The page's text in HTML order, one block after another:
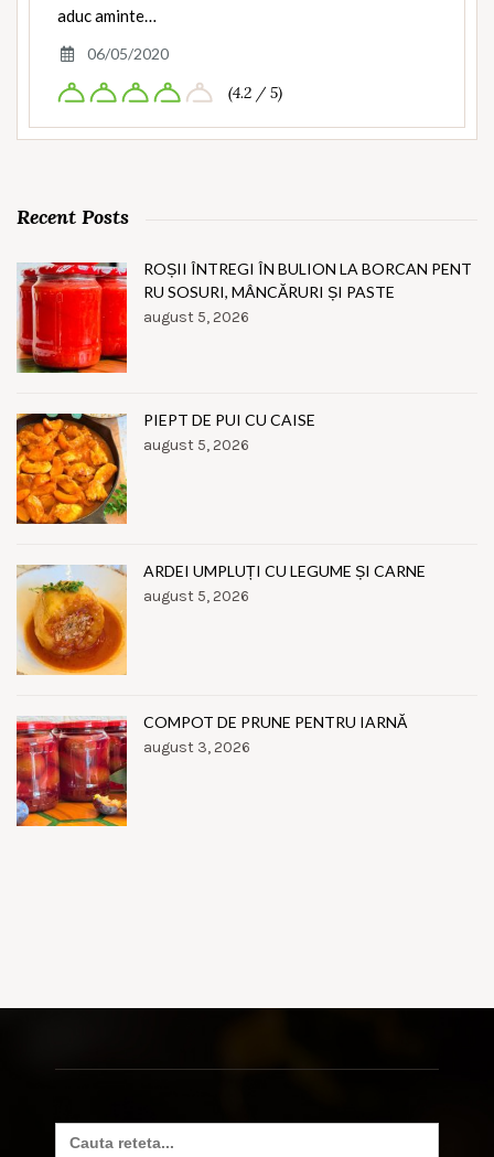
aduc aminte…
06/05/2020
(4.2 / 5)
Recent Posts
ROȘII ÎNTREGI ÎN BULION LA BORCAN PENT
RU SOSURI, MÂNCĂRURI ȘI PASTE
august 5, 2026
PIEPT DE PUI CU CAISE
august 5, 2026
ARDEI UMPLUȚI CU LEGUME ȘI CARNE
august 5, 2026
COMPOT DE PRUNE PENTRU IARNĂ
august 3, 2026
Search
for: